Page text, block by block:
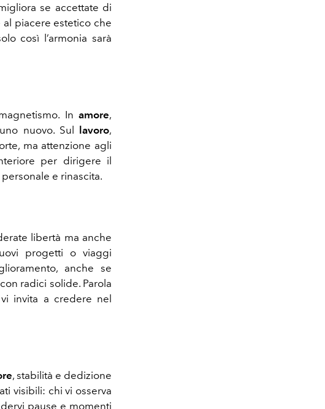
se accettate di
piacere estetico che
così l’armonia sarà
In amore,
nuovo. Sul lavoro,
ma attenzione agli
per dirigere il
e rinascita.
libertà ma anche
progetti o viaggi
anche se
radici solide. Parola
vi invita a credere nel
, stabilità e dedizione
visibili: chi vi osserva
pause e momenti